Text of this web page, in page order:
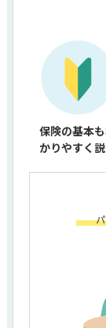
保険の基本
かりやすく